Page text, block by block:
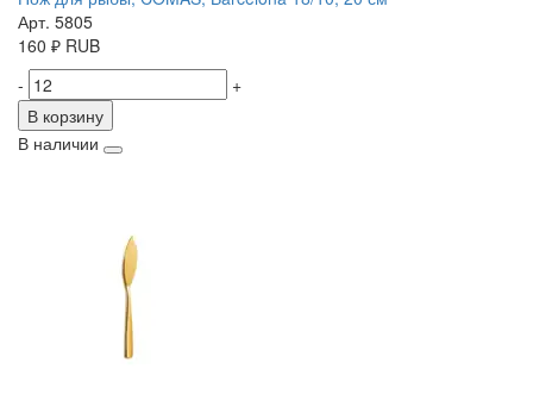
Арт. 5805
160 ₽ RUB
-
+
В корзину
В наличии